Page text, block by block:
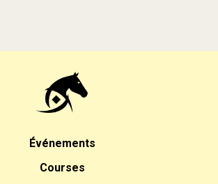
Événements
Courses